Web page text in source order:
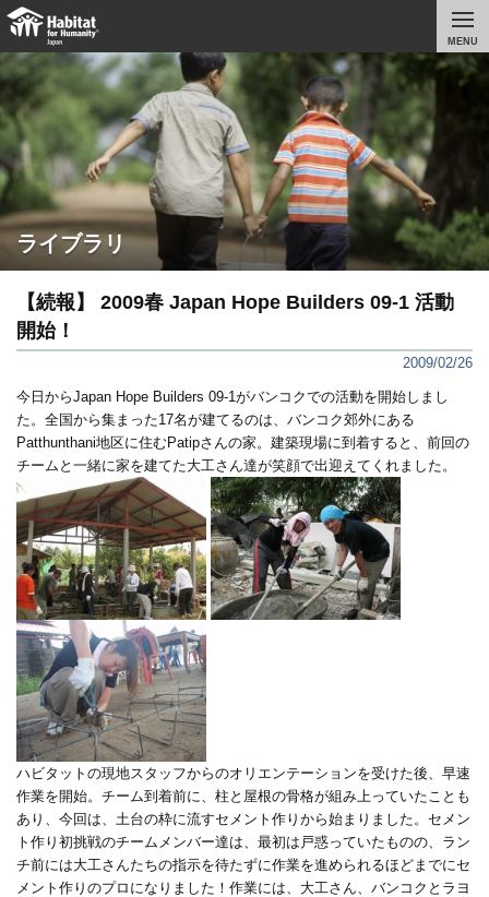
MENU
ライブラリ
【続報】 2009春 Japan Hope Builders 09-1 活動
開始！
2009/02/26
今日からJapan Hope Builders 09-1がバンコクでの活動を開始しまし
た。全国から集まった17名が建てるのは、バンコク郊外にある
Patthunthani地区に住むPatipさんの家。建築現場に到着すると、前回の
チームと一緒に家を建てた大工さん達が笑顔で出迎えてくれました。
ハビタットの現地スタッフからのオリエンテーションを受けた後、早速
作業を開始。チーム到着前に、柱と屋根の骨格が組み上っていたことも
あり、今回は、土台の枠に流すセメント作りから始まりました。セメン
ト作り初挑戦のチームメンバー達は、最初は戸惑っていたものの、ラン
チ前には大工さんたちの指示を待たずに作業を進められるほどまでにセ
メント作りのプロになりました！作業には、大工さん、バンコクとラヨ